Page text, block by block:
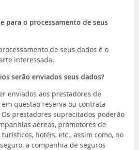
para o processamento de seus
de seus dados é o
interessada.
serão enviados seus dados?
enviados aos prestadores de
questão reserva ou contrata
prestadores supracitados poderão
aéreas, promotores de
hotéis, etc., assim como, no
a companhia de seguros